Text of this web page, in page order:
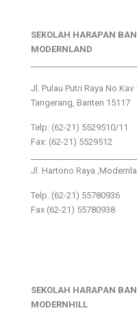
SEKOLAH HARAPAN
MODERNLAND
Jl. Pulau Putri Raya
Tangerang, Banten 15117
Telp: (62-21) 5529510/11
Fax: (62-21) 5529512
Jl. Hartono Raya
Telp. (62-21) 55780936
Fax (62-21) 55780938
SEKOLAH HARAPAN
MODERNHILL